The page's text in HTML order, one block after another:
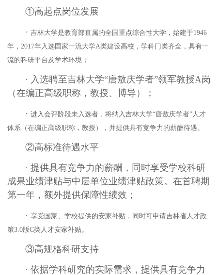
①高起点岗位发展
· 吉林大学是教育部直属的全国重点综合性大学，始建于1946
年，2017年入选国家一流大学A类建设高校，学科门类齐全，具有一
流的科研平台及学术环境；
· 入选聘至吉林大学“唐敖庆学者”领军教授A岗
（在编正高级职称，教授、博导）；
· 进入会评阶段未入选者，将纳入吉林大学“唐敖庆学者”人才
体系（在编正高级职称，教授），并提供具有竞争力的薪酬待遇。
②高标准待遇水平
· 提供具有竞争力的薪酬，同时享受学校科研
成果业绩津贴与中层单位业绩津贴政策。在首聘期
第一年，额外提供保障性绩效；
· 享受国家、学校提供的安家补贴，同时可申请吉林省人才政
策3.0版C类人才安家补贴。
③高规格科研支持
· 依据学科研究的实际需求，提供具有竞争力